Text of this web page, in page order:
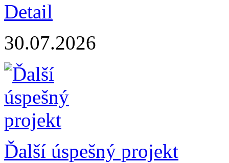
Detail
30.07.2026
Ďalší úspešný projekt